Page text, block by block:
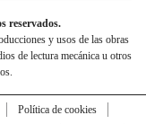
reservados.
y usos de las obras
de lectura mecánica u otros
Política de cookies